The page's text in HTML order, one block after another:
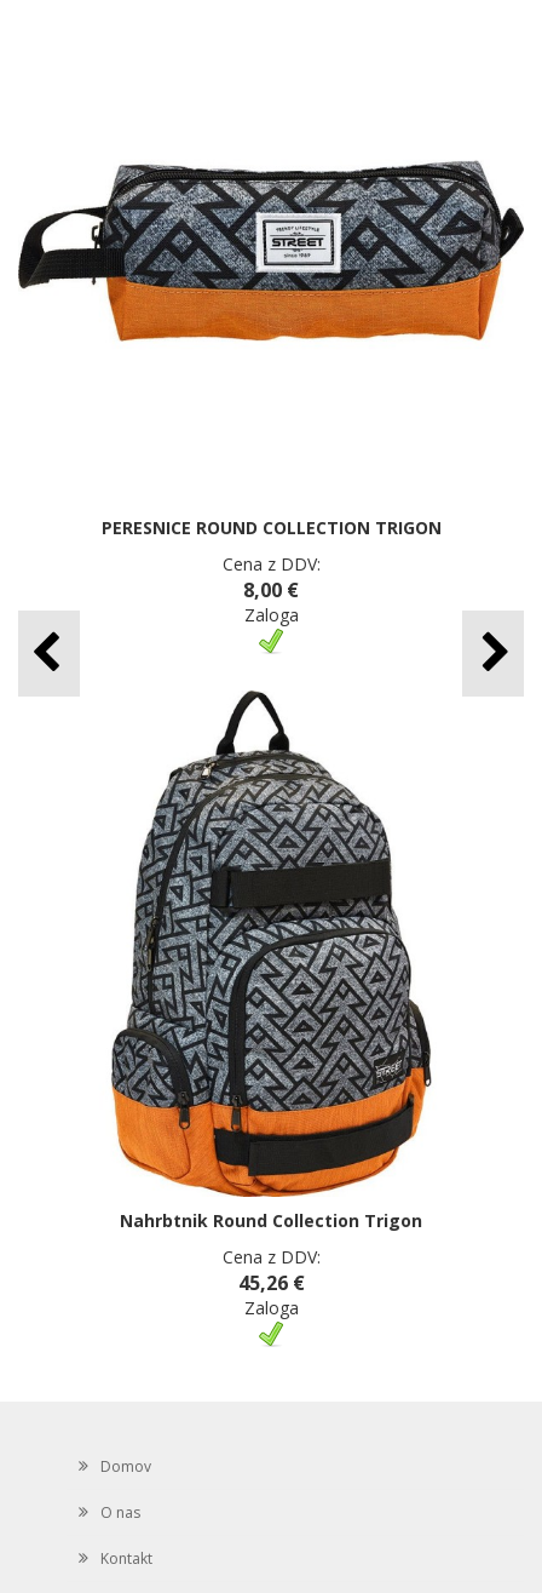
PERESNICE ROUND COLLECTION TRIGON
Cena z DDV:
8,00 €
Zaloga
Nahrbtnik Round Collection Trigon
Cena z DDV:
45,26 €
Zaloga
Domov
O nas
Kontakt